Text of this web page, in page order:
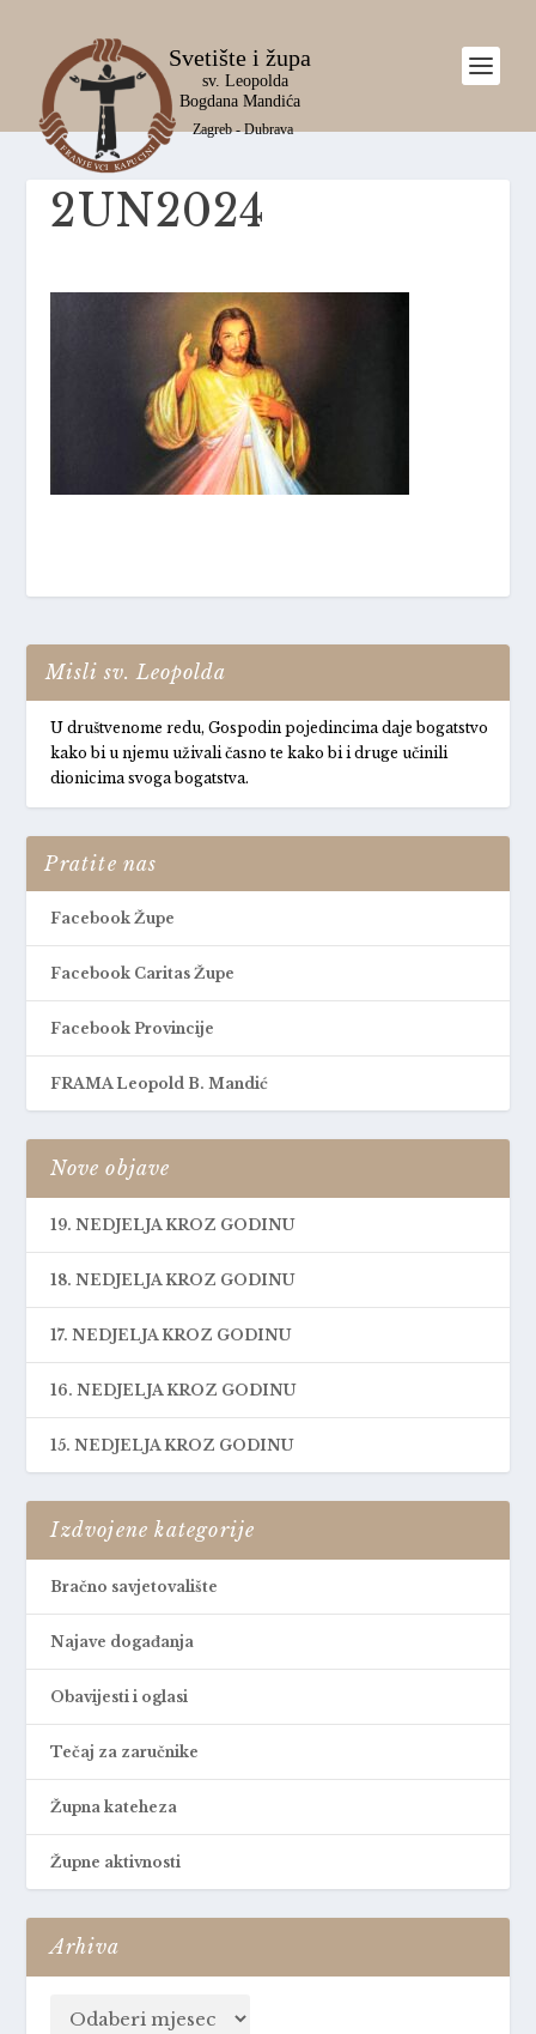
2UN2024
Misli sv. Leopolda
U društvenome redu, Gospodin pojedincima daje bogatstvo
kako bi u njemu uživali časno te kako bi i druge učinili
dionicima svoga bogatstva.
Pratite nas
Facebook Župe
Facebook Caritas Župe
Facebook Provincije
FRAMA Leopold B. Mandić
Nove objave
19. NEDJELJA KROZ GODINU
18. NEDJELJA KROZ GODINU
17. NEDJELJA KROZ GODINU
16. NEDJELJA KROZ GODINU
15. NEDJELJA KROZ GODINU
Izdvojene kategorije
Bračno savjetovalište
Najave događanja
Obavijesti i oglasi
Tečaj za zaručnike
Župna kateheza
Župne aktivnosti
Arhiva